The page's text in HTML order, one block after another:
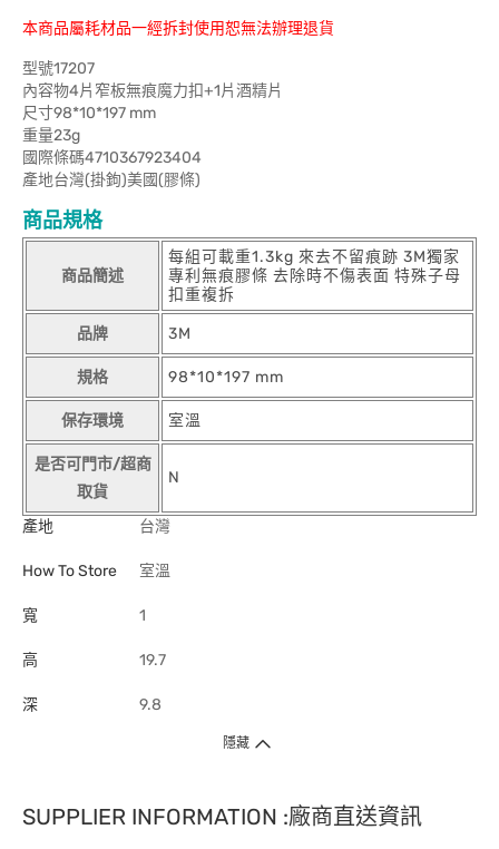
本商品屬耗材品一經拆封使用恕無法辦理退貨
型號17207
內容物4片窄板無痕魔力扣+1片酒精片
尺寸98*10*197 mm
重量23g
國際條碼4710367923404
產地台灣(掛鉤)美國(膠條)
商品規格
商品簡述
每組可載重1.3kg 來去不留痕跡 3M獨家
專利無痕膠條 去除時不傷表面 特殊子母
扣重複拆
品牌 3M
規格 98*10*197 mm
保存環境 室溫
是否可門市/超商
取貨
N
產地 台灣
How To Store 室溫
寬 1
高 19.7
深 9.8
隱藏
SUPPLIER INFORMATION :廠商直送資訊